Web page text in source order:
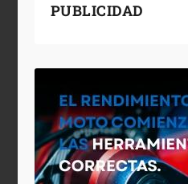
PUBLICIDAD